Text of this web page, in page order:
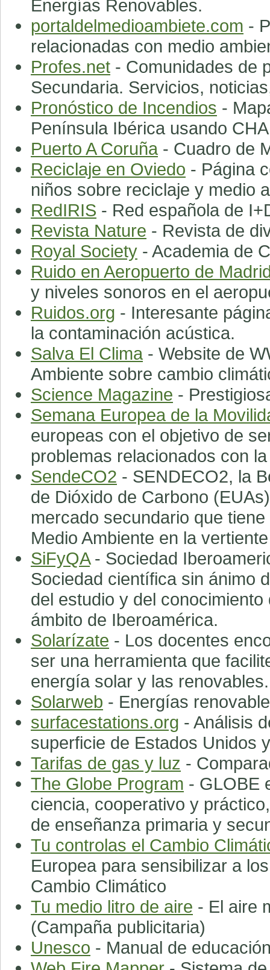
Energías Renovables.
portaldelmedioambiete.com -
relacionadas con medio
Profes.net - Comunidades de
Secundaria. Servicios,
Pronóstico de Incendios -
Península Ibérica usando
Puerto A Coruña - Cuadro de
Reciclaje en Oviedo - Página
niños sobre reciclaje y medio
RedIRIS - Red española de
Revista Nature - Revista de
Royal Society - Academia de
Ruido en Aeropuerto de
y niveles sonoros en el
Ruidos.org - Interesante
la contaminación acústica.
Salva El Clima - Website de
Ambiente sobre cambio
Science Magazine -
Semana Europea de la
europeas con el objetivo de
problemas relacionados con
SendeCO2 - SENDECO2, la
de Dióxido de Carbono
mercado secundario que
Medio Ambiente en la
SiFyQA- Sociedad
Sociedad científica sin ánimo
del estudio y del
ámbito de Iberoamérica.
Solarízate - Los docentes
ser una herramienta que
energía solar y las renovables.
Solarweb - Energías
surfacestations.org - Análisis
superficie de Estados Unidos
Tarifas de gas y luz -
The Globe Program - GLOBE
ciencia, cooperativo y
de enseñanza primaria y
Tu controlas el Cambio
Europea para sensibilizar a
Cambio Climático
Tu medio litro de aire - El aire
(Campaña publicitaria)
Unesco - Manual de